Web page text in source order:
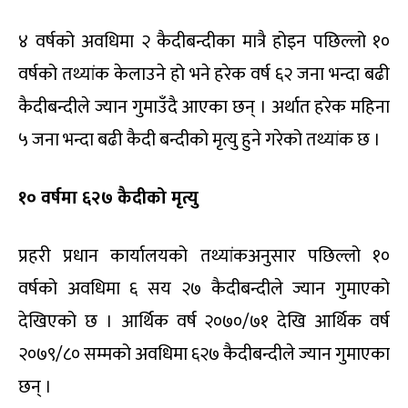
४ वर्षको अवधिमा २ कैदीबन्दीका मात्रै होइन पछिल्लो १०
वर्षको तथ्यांक केलाउने हो भने हरेक वर्ष ६२ जना भन्दा बढी
कैदीबन्दीले ज्यान गुमाउँदै आएका छन् । अर्थात हरेक महिना
५ जना भन्दा बढी कैदी बन्दीको मृत्यु हुने गरेको तथ्यांक छ ।
१० वर्षमा ६२७ कैदीको मृत्यु
प्रहरी प्रधान कार्यालयको तथ्यांकअनुसार पछिल्लो १०
वर्षको अवधिमा ६ सय २७ कैदीबन्दीले ज्यान गुमाएको
देखिएको छ । आर्थिक वर्ष २०७०/७१ देखि आर्थिक वर्ष
२०७९/८० सम्मको अवधिमा ६२७ कैदीबन्दीले ज्यान गुमाएका
छन् ।